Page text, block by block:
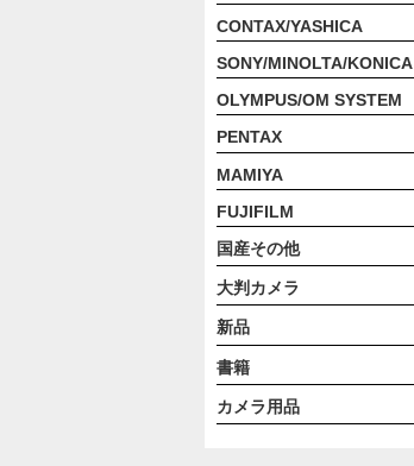
CONTAX/YASHICA
SONY/MINOLTA/KONICA
OLYMPUS/OM SYSTEM
PENTAX
MAMIYA
FUJIFILM
国産その他
大判カメラ
新品
書籍
カメラ用品